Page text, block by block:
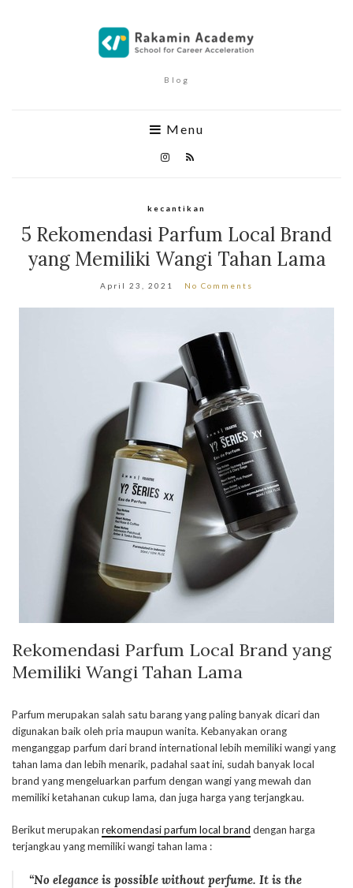
Blog
Menu
kecantikan
5 Rekomendasi Parfum Local Brand
yang Memiliki Wangi Tahan Lama
April 23, 2021 No Comments
Rekomendasi Parfum Local Brand yang
Memiliki Wangi Tahan Lama
Parfum merupakan salah satu barang yang paling banyak dicari dan
digunakan baik oleh pria maupun wanita. Kebanyakan orang
menganggap parfum dari brand international lebih memiliki wangi yang
tahan lama dan lebih menarik, padahal saat ini, sudah banyak local
brand yang mengeluarkan parfum dengan wangi yang mewah dan
memiliki ketahanan cukup lama, dan juga harga yang terjangkau.
Berikut merupakan rekomendasi parfum local brand dengan harga
terjangkau yang memiliki wangi tahan lama :
“No elegance is possible without perfume. It is the